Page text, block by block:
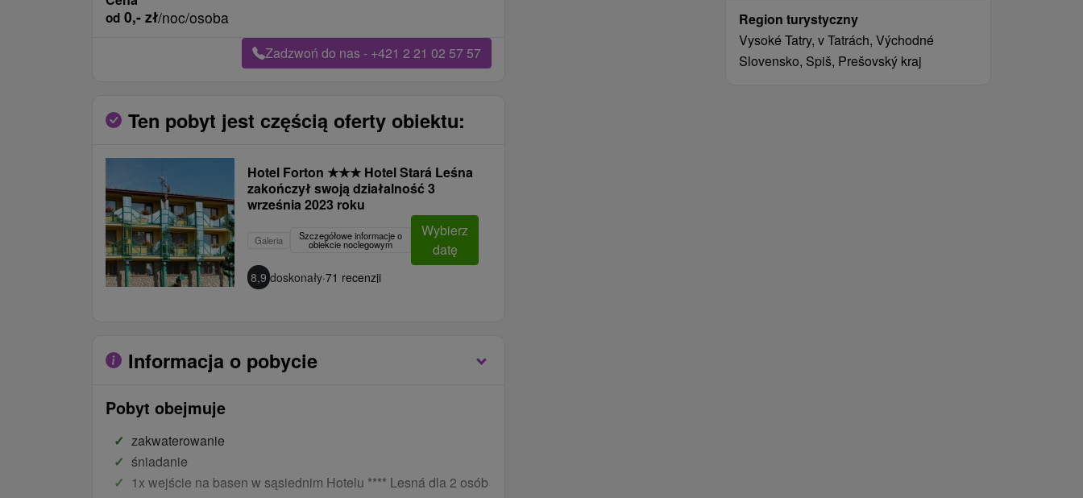
Region turystyczny
Vysoké Tatry, v Tatrách, Východné
Slovensko, Spiš, Prešovský kraj
od 0,- zł/noc/osoba
Zadzwoń do nas - +421 2 21 02 57 57
Ten pobyt jest częścią oferty obiektu:
Hotel Forton ★★★ Hotel Stará Leśna
zakończył swoją działalność 3
września 2023 roku
Galeria Szczegółowe informacje o
obiekcie noclegowym
Wybierz
datę
8,9 doskonały·71 recenzji
Informacja o pobycie
Pobyt obejmuje
zakwaterowanie
śniadanie
1x wejście na basen w sąsiednim Hotelu **** Lesná dla 2 osób